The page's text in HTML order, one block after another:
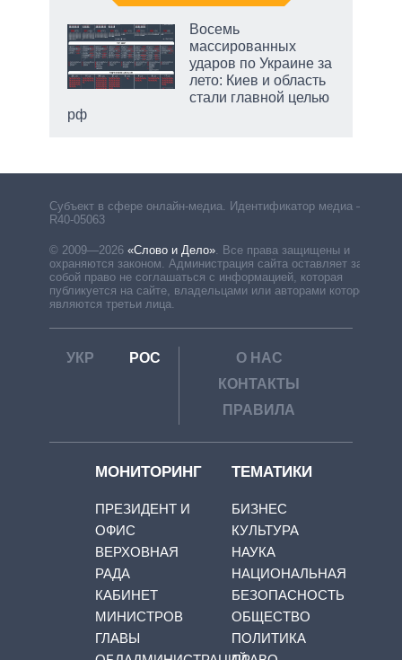
Восемь
массированных
ударов по Украине за
лето: Киев и область
стали главной целью
рф
Субъект в сфере онлайн-медиа. Идентификатор медиа –
R40-05063
© 2009—2026 «Слово и Дело». Все права защищены и
охраняются законом. Администрация сайта оставляет за
собой право не соглашаться с информацией, которая
публикуется на сайте, владельцами или авторами которой
являются третьи лица.
УКР РОС
О НАС
КОНТАКТЫ
ПРАВИЛА
МОНИТОРИНГ
ПРЕЗИДЕНТ И
ОФИС
ВЕРХОВНАЯ
РАДА
КАБИНЕТ
МИНИСТРОВ
ГЛАВЫ
ТЕМАТИКИ
БИЗНЕС
КУЛЬТУРА
НАУКА
НАЦИОНАЛЬНАЯ
БЕЗОПАСНОСТЬ
ОБЩЕСТВО
ПОЛИТИКА